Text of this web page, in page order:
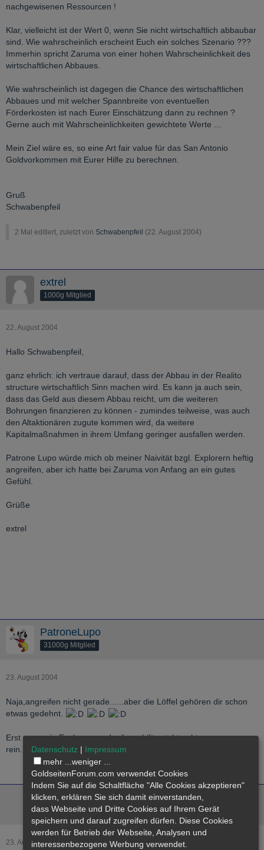
nachgewisenen Ressourcen !
Klar, vielleicht ist der Wert 0, wenn Sie nicht wirtschaftlich abbaubar
sind. Wie wahrscheinlich erscheint Euch ein solches Szenario ???
Immerhin spricht Zaruma von einer hohen Wahrscheinlichkeit des
wirtschaftlichen Abbaues.
Wie wahrscheinlich ist dagegen die Chance des wirtschaftlichen
Abbaues und mit welcher Spannbreite von eventuellen
Förderkosten ist nach Eurer Einschätzung dann zu rechnen ?
Gerne auch mit Wahrscheinlichkeiten gewichtete Werte ...
Mein Ziel wäre es, so eine Art fair value für das San Antonio
Goldvorkommen mit Eurer Hilfe zu berechnen.
Gruß
Schwabenpfeil
2 Mal editiert, zuletzt von Schwabenpfeil (22. August 2004)
extrel
1000g Mitglied
22. August 2004
Hallo Schwabenpfeil,
ganz ehrlich: ich vertraue darauf, dass der Abbau in der Realito
structure wirtschaftlich Sinn machen wird. Es kann ja auch sein,
dass das Geld aus diesem Abbau reicht, um die weiteren
Bohrungen finanzieren zu können - zumindes teilweise, was auch
den Altaktionären zugute kommen wird, da weitere
Kapitalmaßnahmen in ihrem Umfang geringer ausfallen werden.
Patrone Lupo würde mich ob meiner Naivität bzgl. Explorern heftig
angreifen, aber ich hatte bei Zaruma von Anfang an ein gutes
Gefühl.
Grüße
extrel
PatroneLupo
31000g Mitglied
23. August 2004
Naja,angreifen nicht gerade......aber die Löffel gehören dir schon
etwas gedehnt.
Erst wenn ein Explorer vor der feasability steht geht man
rein.....ansonsten ist es Selbstmord.
Schwabenpfeil
12000g Mitglied
23. August 2004
Datenschutz | Impressum
mehr ... weniger ...
GoldseitenForum.com verwendet Cookies
Indem Sie auf die Schaltfläche "Alle Cookies akzeptieren"
klicken, erklären Sie sich damit einverstanden,
dass Webseite und Dritte Cookies auf Ihrem Gerät
speichern und darauf zugreifen dürfen. Diese Cookies
werden für Betrieb der Webseite, Analysen und
interessenbezogene Werbung verwendet.